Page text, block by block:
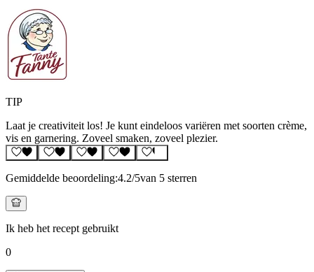
TIP
Laat je creativiteit los! Je kunt eindeloos variëren met soorten crème,
vis en garnering. Zoveel smaken, zoveel plezier.
Gemiddelde beoordeling:4.2/5van 5 sterren
Ik heb het recept gebruikt
0